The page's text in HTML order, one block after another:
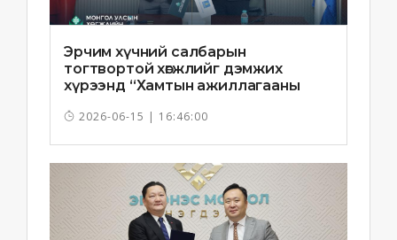
Эрчим хүчний салбарын
тогтвортой хөгжлийг дэмжих
хүрээнд “Хамтын ажиллагааны
2026-06-15 | 16:46:00